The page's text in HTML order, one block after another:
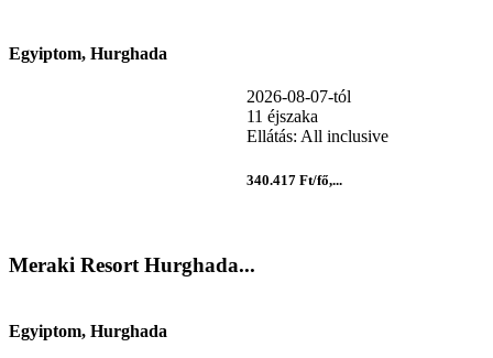
Egyiptom, Hurghada
2026-08-07-tól
11 éjszaka
Ellátás: All inclusive
340.417 Ft/fő,...
Meraki Resort Hurghada...
Egyiptom, Hurghada